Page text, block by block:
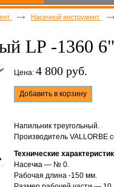
Насечной инструмент
LP -1360
Цена: 4 800 руб.
Добавить в корзину
Напильник треугольный.
Производитель VALLORBE
Технические
Насечка — № 0.
Рабочая длина -150 мм.